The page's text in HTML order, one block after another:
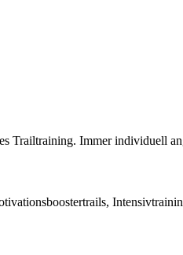
Immer individuell